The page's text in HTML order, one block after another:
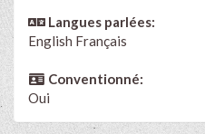
Langues parlées:
English Français
Conventionné:
Oui